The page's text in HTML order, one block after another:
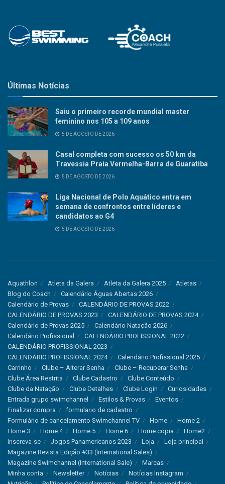
Últimas Notícias
Saiu o primeiro recorde mundial master
feminino nos 105 a 109 anos
5 DE AGOSTO DE 2026
Casal completa com sucesso os 50 km da
Travessia Praia Vermelha-Barra de Guaratiba
5 DE AGOSTO DE 2026
Liga Nacional de Polo Aquático entra em
semana de confrontos entre líderes e
candidatos ao G4
5 DE AGOSTO DE 2026
Aquathlon Atleta da Galera Atleta da Galera 2025
Atletas
Blog do Coach
Calendário Águas Abertas 2026
Calendário de Provas
CALENDÁRIO DE PROVAS 2022
CALENDÁRIO DE PROVAS 2023
CALENDÁRIO DE PROVAS 2024
Calendário de Provas 2025
Calendário Natação 2026
Calendário Profissional
CALENDÁRIO PROFISSIONAL 2022
CALENDÁRIO PROFISSIONAL 2023
CALENDÁRIO PROFISSIONAL 2024
Calendário Profissional 2025
Carrinho
Clube – Alterar Senha
Clube – Recuperar Senha
Clube Área Restrita
Clube Cadastro
Clube Conteúdo
Clube da Natação
Clube Detalhes Clube Login
Curiosidades
Entrada grupo swimchannel
Estilos & Provas
Eventos
Finalizar compra
formulario de cadastro
Formulário de cancelamento Swimchannel TV
Home
Home 2
Home 3
Home 4 Home 5 Home 6 Home copia
Home2
Inscreva-se
Jogos Panamericanos 2023 Loja
Loja principal
Magazine Revista Edição #33 (International Sales)
Magazine Swimchannel (International Sale)
Marcas
Minha conta
Newsletter Notícias
Notícias Instagram